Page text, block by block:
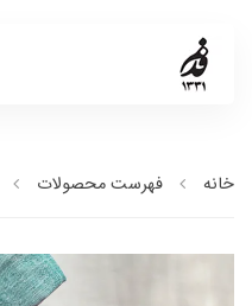
خانه فهرست محصولات